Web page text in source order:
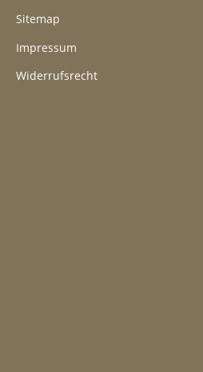
Sitemap
Impressum
Widerrufsrecht